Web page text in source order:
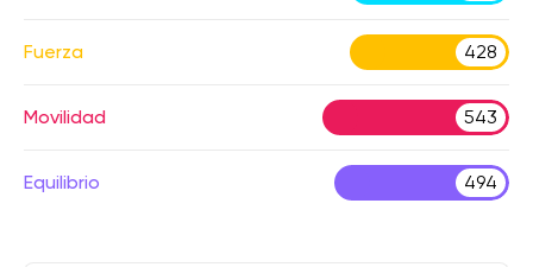
Fuerza 428
Movilidad 543
Equilibrio 494